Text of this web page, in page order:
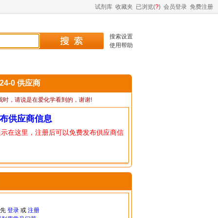
试剂库 收藏夹 已浏览(?) 会员登录 免费注册
搜索设置
使用帮助
0 供应商
时，请说是在爱化学看到的，谢谢!
供应商信息
在这里，注册后可以免费发布供应商信
登录或 注册